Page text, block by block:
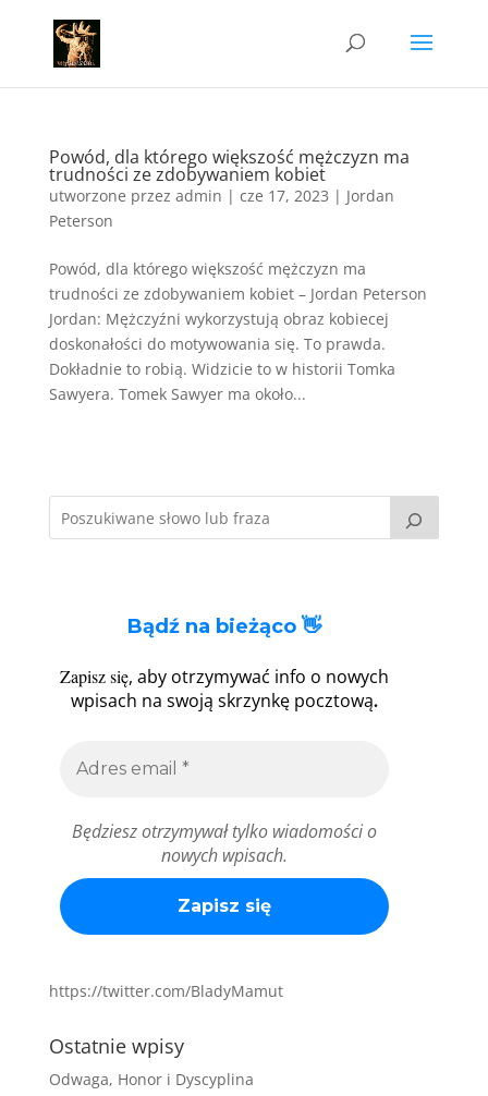
Powód, dla którego większość mężczyzn ma
trudności ze zdobywaniem kobiet
utworzone przez admin | cze 17, 2023 | Jordan
Peterson
Powód, dla którego większość mężczyzn ma
trudności ze zdobywaniem kobiet – Jordan Peterson
Jordan: Mężczyźni wykorzystują obraz kobiecej
doskonałości do motywowania się. To prawda.
Dokładnie to robią. Widzicie to w historii Tomka
Sawyera. Tomek Sawyer ma około...
Bądź na bieżąco 👋
Zapisz się, aby otrzymywać info o nowych
wpisach na swoją skrzynkę pocztową.
Będziesz otrzymywał tylko wiadomości o
nowych wpisach.
https://twitter.com/BladyMamut
Ostatnie wpisy
Odwaga, Honor i Dyscyplina